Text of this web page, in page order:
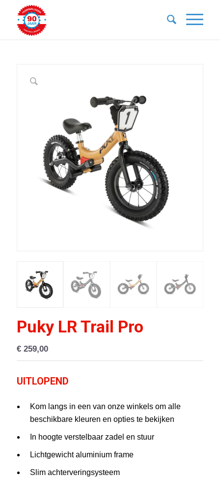
Puky LR Trail Pro
€259,00
UITLOPEND
Kom langs in een van onze winkels om alle
beschikbare kleuren en opties te bekijken
In hoogte verstelbaar zadel en stuur
Lichtgewicht aluminium frame
Slim achterveringsysteem